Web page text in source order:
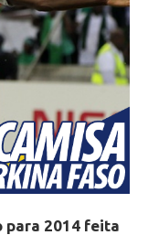
para 2014 feita